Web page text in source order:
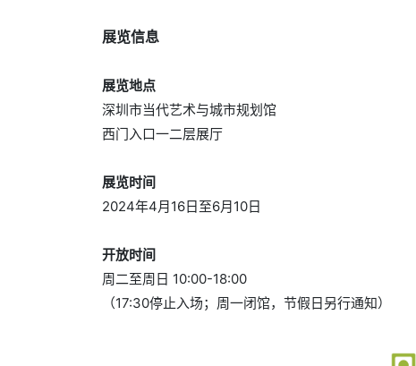
展览信息
展览地点
深圳市当代艺术与城市规划馆
西门入口一二层展厅
展览时间
2024年4月16日至6月10日
开放时间
周二至周日 10:00-18:00
（17:30停止入场；周一闭馆，节假日另行通知）